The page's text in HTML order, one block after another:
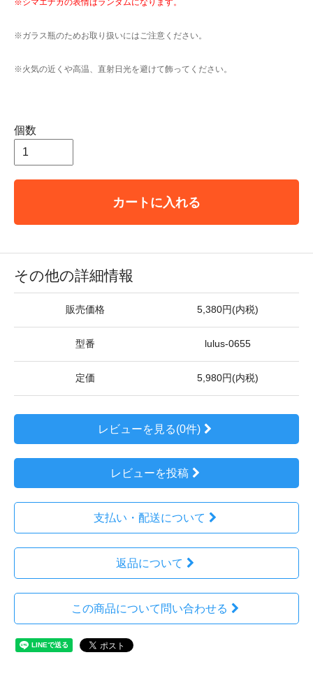
※ガラス瓶のためお取り扱いにはご注意ください。
※火気の近くや高温、直射日光を避けて飾ってください。
個数
カートに入れる
その他の詳細情報
販売価格 5,380円(内税)
型番 lulus-0655
定価 5,980円(内税)
レビューを見る(0件)
レビューを投稿
支払い・配送について
返品について
この商品について問い合わせる